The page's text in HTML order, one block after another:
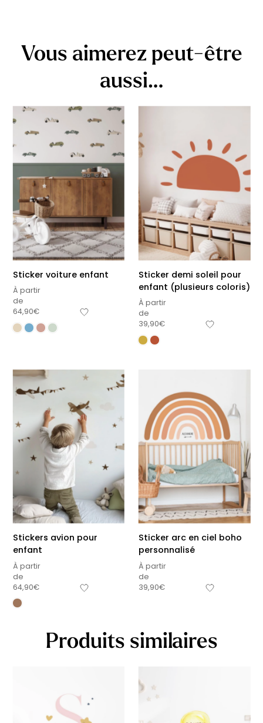
Vous aimerez peut-être
aussi…
Sticker voiture enfant
À partir
de
64,90€
Sticker demi soleil pour
enfant (plusieurs coloris)
À partir
de
39,90€
Stickers avion pour
enfant
À partir
de
64,90€
Sticker arc en ciel boho
personnalisé
À partir
de
39,90€
Produits similaires